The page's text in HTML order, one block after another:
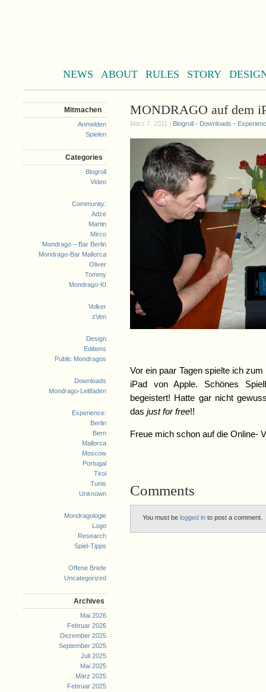
NEWS ABOUT RULES STORY
Mitmachen
Anmelden
Spielen
Categories
Blogroll
Video
Community:
Adze
Martin
Mirco
Mondrago – Bar Berlin
Mondrago-Bar Mallorca
Oliver
Tommy
Mondrago-KI
Volker
zVen
Design
Editions
Public Mondragos
Downloads
Mondrago-Leitfaden
Experience:
Berlin
Bern
Mallorca
Moscow
Portugal
Tirol
Tunis
Unknown
Mondragologie
Logo
Research
Spiel-Tipps
Offene Briefe
Uncategorized
Archives
Mai 2026
Februar 2026
Dezember 2025
September 2025
Juli 2025
Mai 2025
März 2025
Februar 2025
MONDRAGO auf dem
März 7, 2011 | Blogroll • Downloads •
Vor ein paar Tagen spielte ich
iPad von Apple. Schönes
begeistert! Hatte gar nicht
das just for free!!
Freue mich schon auf die Online-
Comments
You must be logged in to post a comment.